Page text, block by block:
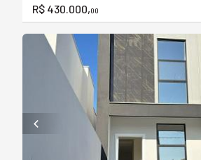
R$ 430.000,00